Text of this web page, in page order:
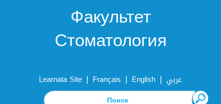
Факультет
Стоматология
Learnata Site | Français | English | عربي